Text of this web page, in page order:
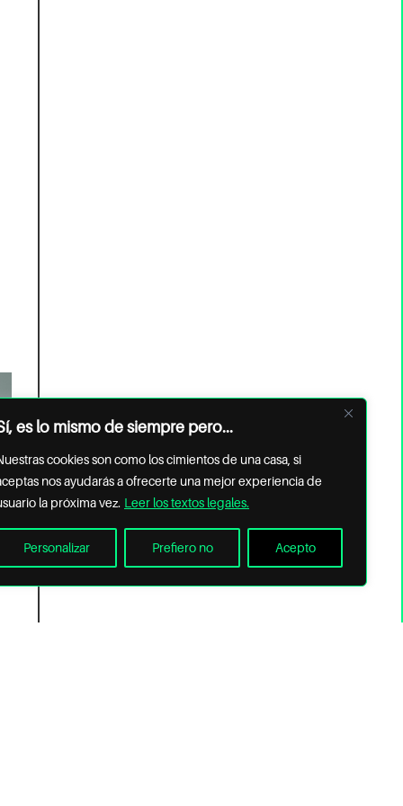
es lo mismo de siempre pero...
cookies son como los cimientos de una casa, si
nos ayudarás a ofrecerte una mejor experiencia de
la próxima vez. Leer los textos legales.
Personalizar Prefiero no Acepto